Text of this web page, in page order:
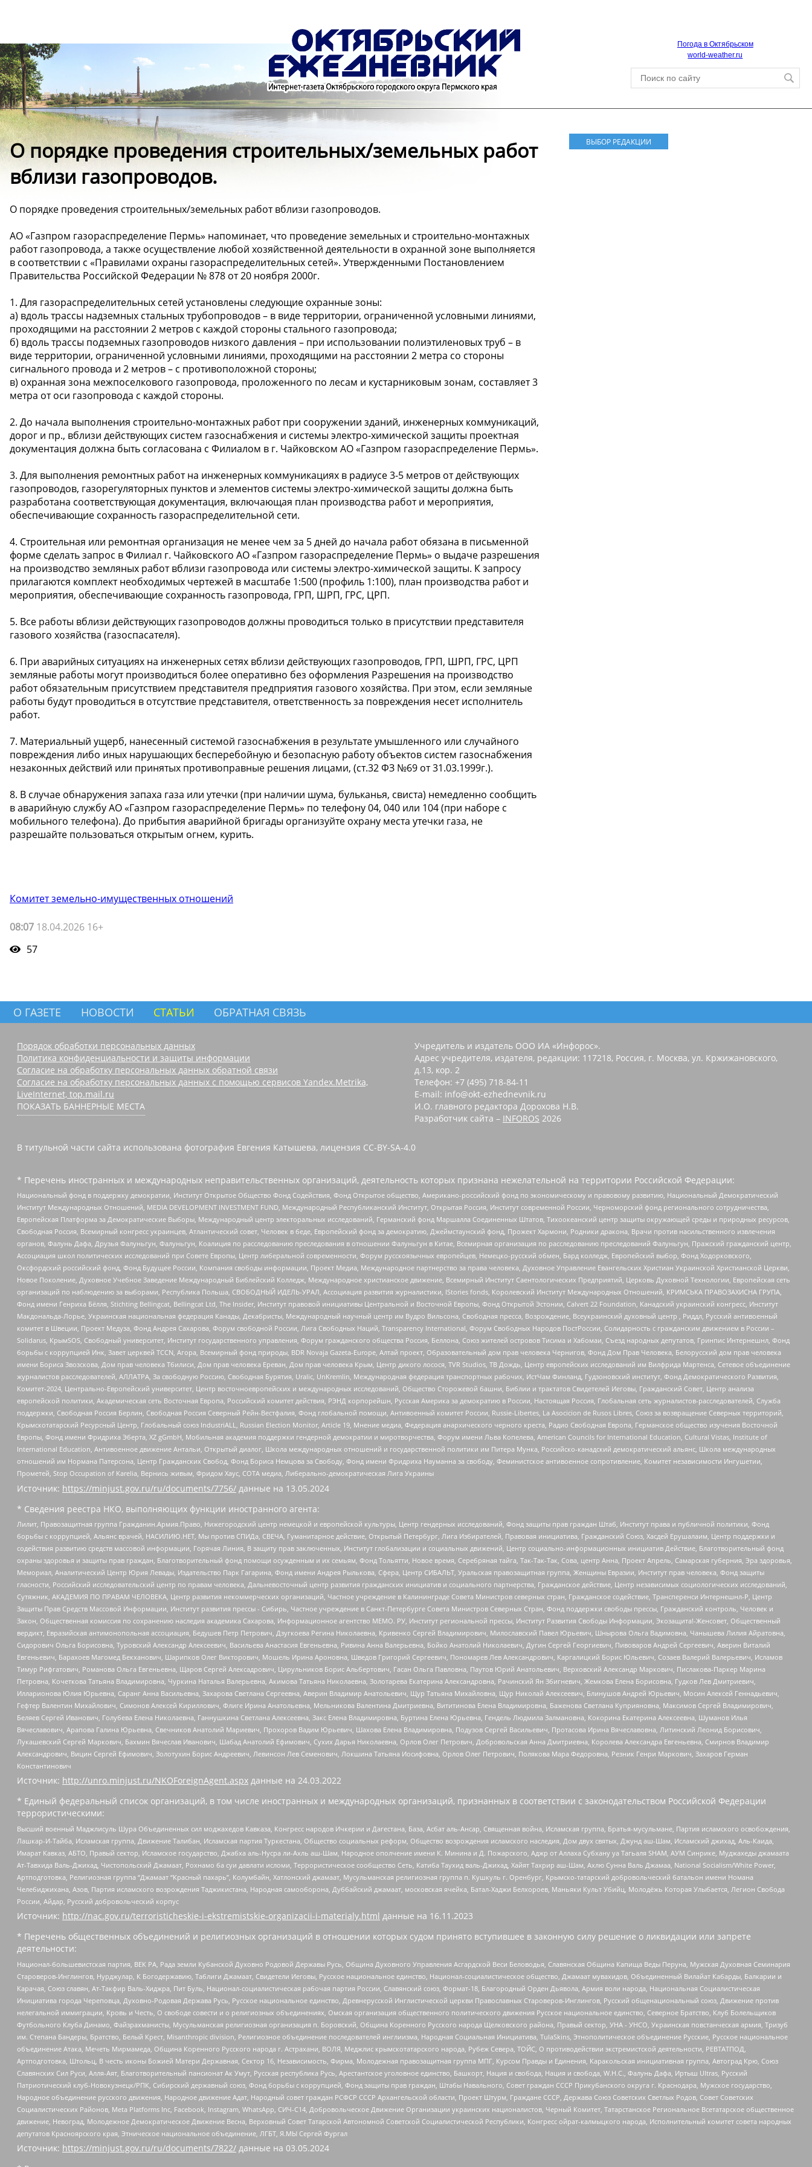
Погода в Октябрьском
world-weather.ru
О порядке проведения строительных/земельных работ
вблизи газопроводов.
О порядке проведения строительных/земельных работ вблизи газопроводов.
АО «Газпром газораспределение Пермь» напоминает, что проведение земельных и строительно-монтажных
работ газопровода, а также осуществление любой хозяйственной деятельности в охранной зоне выполняется
в соответствии с «Правилами охраны газораспределительных сетей». Утвержденными Постановлением
Правительства Российской Федерации № 878 от 20 ноября 2000г.
1. Для газораспределительных сетей установлены следующие охранные зоны:
а) вдоль трассы надземных стальных трубопроводов – в виде территории, ограниченной условными линиями,
проходящими на расстоянии 2 метров с каждой стороны стального газопровода;
б) вдоль трассы подземных газопроводов низкого давления – при использовании полиэтиленовых труб – в
виде территории, ограниченной условными линиями, проходящими на расстоянии 2 метра со стороны
сигнального провода и 2 метров – с противоположной стороны;
в) охранная зона межпоселкового газопровода, проложенного по лесам и кустарниковым зонам, составляет 3
метра от оси газопровода с каждой стороны.
2. До начала выполнения строительно-монтажных работ при сооружении зданий, инженерных коммуникаций,
дорог и пр., вблизи действующих систем газоснабжения и системы электро-химической защиты проектная
документация должна быть согласована с Филиалом в г. Чайковском АО «Газпром газораспределение Пермь».
3. Для выполнения ремонтных работ на инженерных коммуникациях в радиусе 3-5 метров от действующих
газопроводов, газорегуляторных пунктов и элементов системы электро-химической защиты должна быть
разработана соответствующая документация, включающая план производства работ и мероприятия,
обеспечивающие сохранность газораспределительной сети.
4. Строительная или ремонтная организация не менее чем за 5 дней до начала работ обязана в письменной
форме сделать запрос в Филиал г. Чайковского АО «Газпром газораспределение Пермь» о выдаче разрешения
на производство земляных работ вблизи газопровода или системы электро-химической защиты. К запросу
прилагаются комплект необходимых чертежей в масштабе 1:500 (профиль 1:100), план производства работ и
мероприятия, обеспечивающие сохранность газопровода, ГРП, ШРП, ГРС, ЦРП.
5. Все работы вблизи действующих газопроводов должны проводиться только в присутствии представителя
газового хозяйства (газоспасателя).
6. При аварийных ситуациях на инженерных сетях вблизи действующих газопроводов, ГРП, ШРП, ГРС, ЦРП
земляные работы могут производиться более оперативно без оформления Разрешения на производство
работ обязательным присутствием представителя предприятия газового хозяйства. При этом, если земляные
работы будут проводиться в отсутствие представителя, ответственность за повреждения несет исполнитель
работ.
7. Материальный ущерб, нанесенный системой газоснабжения в результате умышленного или случайного
повреждения либо иных нарушающих бесперебойную и безопасную работу объектов систем газоснабжения
незаконных действий или принятых противоправные решения лицами, (ст.32 ФЗ №69 от 31.03.1999г.).
8. В случае обнаружения запаха газа или утечки (при наличии шума, бульканья, свиста) немедленно сообщить
в аварийную службу АО «Газпром газораспределение Пермь» по телефону 04, 040 или 104 (при наборе с
мобильного телефона). До прибытия аварийной бригады организуйте охрану места утечки газа, не
разрешайте пользоваться открытым огнем, курить.
Комитет земельно-имущественных отношений
08:07 18.04.2026 16+
57
ВЫБОР РЕДАКЦИИ
О ГАЗЕТЕ НОВОСТИ СТАТЬИ ОБРАТНАЯ СВЯЗЬ
Порядок обработки персональных данных
Политика конфиденциальности и защиты информации
Согласие на обработку персональных данных обратной связи
Согласие на обработку персональных данных с помощью сервисов Yandex.Metrika,
LiveInternet, top.mail.ru
ПОКАЗАТЬ БАННЕРНЫЕ МЕСТА
Учредитель и издатель ООО ИА «Инфорос».
Адрес учредителя, издателя, редакции: 117218, Россия, г. Москва, ул. Кржижановского,
д.13, кор. 2
Телефон: +7 (495) 718-84-11
E-mail: info@okt-ezhednevnik.ru
И.О. главного редактора Дорохова Н.В.
Разработчик сайта – INFOROS 2026
В титульной части сайта использована фотография Евгения Катышева, лицензия CC-BY-SA-4.0
* Перечень иностранных и международных неправительственных организаций, деятельность которых признана нежелательной на территории Российской Федерации:
Национальный фонд в поддержку демократии, Институт Открытое Общество Фонд Содействия, Фонд Открытое общество, Американо-российский фонд по экономическому и правовому развитию, Национальный Демократический
Институт Международных Отношений, MEDIA DEVELOPMENT INVESTMENT FUND, Международный Республиканский Институт, Открытая Россия, Институт современной России, Черноморский фонд регионального сотрудничества,
Европейская Платформа за Демократические Выборы, Международный центр электоральных исследований, Германский фонд Маршалла Соединенных Штатов, Тихоокеанский центр защиты окружающей среды и природных ресурсов,
Свободная Россия, Всемирный конгресс украинцев, Атлантический совет, Человек в беде, Европейский фонд за демократию, Джеймстаунский фонд, Прожект Хармони, Родники дракона, Врачи против насильственного извлечения
органов, Фалунь Дафа, Друзья Фалуньгун, Фалуньгун, Коалиция по расследованию преследования в отношении Фалуньгун в Китае, Всемирная организация по расследованию преследований Фалуньгун, Пражский гражданский центр,
Ассоциация школ политических исследований при Совете Европы, Центр либеральной современности, Форум русскоязычных европейцев, Немецко-русский обмен, Бард колледж, Европейский выбор, Фонд Ходорковского,
Оксфордский российский фонд, Фонд Будущее России, Компания свободы информации, Проект Медиа, Международное партнерство за права человека, Духовное Управление Евангельских Христиан Украинской Христианской Церкви,
Новое Поколение, Духовное Учебное Заведение Международный Библейский Колледж, Международное христианское движение, Всемирный Институт Саентологических Предприятий, Церковь Духовной Технологии, Европейская сеть
организаций по наблюдению за выборами, Республика Польша, СВОБОДНЫЙ ИДЕЛЬ-УРАЛ, Ассоциация развития журналистики, IStories fonds, Королевский Институт Международных Отношений, КРИМСЬКА ПРАВОЗАХИСНА ГРУПА,
Фонд имени Генриха Бёлля, Stichting Bellingcat, Bellingcat Ltd, The Insider, Институт правовой инициативы Центральной и Восточной Европы, Фонд Открытой Эстонии, Calvert 22 Foundation, Канадский украинский конгресс, Институт
Макдональда-Лорье, Украинская национальная федерация Канады, Декабристы, Международный научный центр им Вудро Вильсона, Свободная пресса, Возрождение, Всеукраинский духовный центр , Риддл, Русский антивоенный
комитет в Швеции, Проект Медуза, Фонд Андрея Сахарова, Форум свободной России, Лига Свободных Наций, Transparеncy International, Форум Свободных Народов ПостРоссии, Солидарность с гражданским движением в России –
Solidarus, КрымSOS, Свободный университет, Институт государственного управления, Форум гражданского общества Россия, Беллона, Союз жителей островов Тисима и Хабомаи, Съезд народных депутатов, Гринпис Интернешнл, Фонд
борьбы с коррупцией Инк, Завет церквей TCCN, Агора, Всемирный фонд природы, BDR Novaja Gazeta-Europe, Алтай проект, Образовательный дом прав человека Чернигов, Фонд Дом Прав Человека, Белорусский дом прав человека
имени Бориса Звозскова, Дом прав человека Тбилиси, Дом прав человека Ереван, Дом прав человека Крым, Центр дикого лосося, TVR Studios, ТВ Дождь, Центр европейских исследований им Вилфрида Мартенса, Сетевое объединение
журналистов расследователей, АЛЛАТРА, За свободную Россию, Свободная Бурятия, Uralic, UnKremlin, Международная федерация транспортных рабочих, ИстЧам Финланд, Гудзоновский институт, Фонд Демократического Развития,
Комитет-2024, Центрально-Европейский университет, Центр восточноевропейских и международных исследований, Общество Сторожевой башни, Библии и трактатов Свидетелей Иеговы, Гражданский Совет, Центр анализа
европейской политики, Академическая сеть Восточная Европа, Российский комитет действия, РЭНД корпорейшн, Русская Америка за демократию в России, Настоящая Россия, Глобальная сеть журналистов-расследователей, Служба
поддержки, Свободная Россия Берлин, Свободная Россия Северный Рейн-Вестфалия, Фонд глобальной помощи, Антивоенный комитет России, Russie-Libertes, La Asocicion de Rusos Libres, Союз за возвращение Северных территорий,
Крымскотатарский Ресурсный Центр, Глобальный союз IndustriALL, Russian Election Monitor, Article 19, Мнение медиа, Федерация анархического черного креста, Радио Свободная Европа, Германское общество изучения Восточной
Европы, Фонд имени Фридриха Эберта, XZ gGmbH, Мобильная академия поддержки гендерной демократии и миротворчества, Форум имени Льва Копелева, American Councils for International Education, Cultural Vistas, Institute of
International Education, Антивоенное движение Антальи, Открытый диалог, Школа международных отношений и государственной политики им Питера Мунка, Российско-канадский демократический альянс, Школа международных
отношений им Нормана Патерсона, Центр Гражданских Свобод, Фонд Бориса Немцова за Свободу, Фонд имени Фридриха Науманна за свободу, Феминистское антивоенное сопротивление, Комитет независимости Ингушетии,
Прометей, Stop Occupation of Karelia, Вернись живым, Фридом Хаус, СОТА медиа, Либерально-демократическая Лига Украины
Источник: https://minjust.gov.ru/ru/documents/7756/ данные на 13.05.2024
* Сведения реестра НКО, выполняющих функции иностранного агента:
Лилит, Правозащитная группа Гражданин.Армия.Право, Нижегородский центр немецкой и европейской культуры, Центр гендерных исследований, Фонд защиты прав граждан Штаб, Институт права и публичной политики, Фонд
борьбы с коррупцией, Альянс врачей, НАСИЛИЮ.НЕТ, Мы против СПИДа, СВЕЧА, Гуманитарное действие, Открытый Петербург, Лига Избирателей, Правовая инициатива, Гражданский Союз, Хасдей Ерушалаим, Центр поддержки и
содействия развитию средств массовой информации, Горячая Линия, В защиту прав заключенных, Институт глобализации и социальных движений, Центр социально-информационных инициатив Действие, Благотворительный фонд
охраны здоровья и защиты прав граждан, Благотворительный фонд помощи осужденным и их семьям, Фонд Тольятти, Новое время, Серебряная тайга, Так-Так-Так, Сова, центр Анна, Проект Апрель, Самарская губерния, Эра здоровья,
Мемориал, Аналитический Центр Юрия Левады, Издательство Парк Гагарина, Фонд имени Андрея Рылькова, Сфера, Центр СИБАЛЬТ, Уральская правозащитная группа, Женщины Евразии, Институт прав человека, Фонд защиты
гласности, Российский исследовательский центр по правам человека, Дальневосточный центр развития гражданских инициатив и социального партнерства, Гражданское действие, Центр независимых социологических исследований,
Сутяжник, АКАДЕМИЯ ПО ПРАВАМ ЧЕЛОВЕКА, Центр развития некоммерческих организаций, Частное учреждение в Калининграде Совета Министров северных стран, Гражданское содействие, Трансперенси Интернешнл-Р, Центр
Защиты Прав Средств Массовой Информации, Институт развития прессы - Сибирь, Частное учреждение в Санкт-Петербурге Совета Министров Северных Стран, Фонд поддержки свободы прессы, Гражданский контроль, Человек и
Закон, Общественная комиссия по сохранению наследия академика Сахарова, Информационное агентство МЕМО. РУ, Институт региональной прессы, Институт Развития Свободы Информации, Экозащита!-Женсовет, Общественный
вердикт, Евразийская антимонопольная ассоциация, Бедушев Петр Петрович, Дзугкоева Регина Николаевна, Кривенко Сергей Владимирович, Милославский Павел Юрьевич, Шнырова Ольга Вадимовна, Чанышева Лилия Айратовна,
Сидорович Ольга Борисовна, Туровский Александр Алексеевич, Васильева Анастасия Евгеньевна, Ривина Анна Валерьевна, Бойко Анатолий Николаевич, Дугин Сергей Георгиевич, Пивоваров Андрей Сергеевич, Аверин Виталий
Евгеньевич, Барахоев Магомед Бекханович, Шарипков Олег Викторович, Мошель Ирина Ароновна, Шведов Григорий Сергеевич, Пономарев Лев Александрович, Каргалицкий Борис Юльевич, Созаев Валерий Валерьевич, Исламов
Тимур Рифгатович, Романова Ольга Евгеньевна, Щаров Сергей Алексадрович, Цирульников Борис Альбертович, Гасан Ольга Павловна, Паутов Юрий Анатольевич, Верховский Александр Маркович, Пислакова-Паркер Марина
Петровна, Кочеткова Татьяна Владимировна, Чуркина Наталья Валерьевна, Акимова Татьяна Николаевна, Золотарева Екатерина Александровна, Рачинский Ян Збигневич, Жемкова Елена Борисовна, Гудков Лев Дмитриевич,
Илларионова Юлия Юрьевна, Саранг Анна Васильевна, Захарова Светлана Сергеевна, Аверин Владимир Анатольевич, Щур Татьяна Михайловна, Щур Николай Алексеевич, Блинушов Андрей Юрьевич, Мосин Алексей Геннадьевич,
Гефтер Валентин Михайлович, Симонов Алексей Кириллович, Флиге Ирина Анатольевна, Мельникова Валентина Дмитриевна, Вититинова Елена Владимировна, Баженова Светлана Куприяновна, Максимов Сергей Владимирович,
Беляев Сергей Иванович, Голубева Елена Николаевна, Ганнушкина Светлана Алексеевна, Закс Елена Владимировна, Буртина Елена Юрьевна, Гендель Людмила Залмановна, Кокорина Екатерина Алексеевна, Шуманов Илья
Вячеславович, Арапова Галина Юрьевна, Свечников Анатолий Мариевич, Прохоров Вадим Юрьевич, Шахова Елена Владимировна, Подузов Сергей Васильевич, Протасова Ирина Вячеславовна, Литинский Леонид Борисович,
Лукашевский Сергей Маркович, Бахмин Вячеслав Иванович, Шабад Анатолий Ефимович, Сухих Дарья Николаевна, Орлов Олег Петрович, Добровольская Анна Дмитриевна, Королева Александра Евгеньевна, Смирнов Владимир
Александрович, Вицин Сергей Ефимович, Золотухин Борис Андреевич, Левинсон Лев Семенович, Локшина Татьяна Иосифовна, Орлов Олег Петрович, Полякова Мара Федоровна, Резник Генри Маркович, Захаров Герман
Константинович
Источник: http://unro.minjust.ru/NKOForeignAgent.aspx данные на 24.03.2022
* Единый федеральный список организаций, в том числе иностранных и международных организаций, признанных в соответствии с законодательством Российской Федерации
террористическими:
Высший военный Маджлисуль Шура Объединенных сил моджахедов Кавказа, Конгресс народов Ичкерии и Дагестана, База, Асбат аль-Ансар, Священная война, Исламская группа, Братья-мусульмане, Партия исламского освобождения,
Лашкар-И-Тайба, Исламская группа, Движение Талибан, Исламская партия Туркестана, Общество социальных реформ, Общество возрождения исламского наследия, Дом двух святых, Джунд аш-Шам, Исламский джихад, Аль-Каида,
Имарат Кавказ, АБТО, Правый сектор, Исламское государство, Джабха аль-Нусра ли-Ахль аш-Шам, Народное ополчение имени К. Минина и Д. Пожарского, Аджр от Аллаха Субхану уа Тагьаля SHAM, АУМ Синрике, Муджахеды джамаата
Ат-Тавхида Валь-Джихад, Чистопольский Джамаат, Рохнамо ба суи давлати исломи, Террористическое сообщество Сеть, Катиба Таухид валь-Джихад, Хайят Тахрир аш-Шам, Ахлю Сунна Валь Джамаа, National Socialism/White Power,
Артподготовка, Религиозная группа “Джамаат “Красный пахарь”, Колумбайн, Хатлонский джамаат, Мусульманская религиозная группа п. Кушкуль г. Оренбург, Крымско-татарский добровольческий батальон имени Номана
Челебиджихана, Азов, Партия исламского возрождения Таджикистана, Народная самооборона, Дуббайский джамаат, московская ячейка, Батал-Хаджи Белхороев, Маньяки Культ Убийц, Молодёжь Которая Улыбается, Легион Свобода
России, Айдар, Русский добровольческий корпус
Источник: http://nac.gov.ru/terroristicheskie-i-ekstremistskie-organizacii-i-materialy.html данные на 16.11.2023
* Перечень общественных объединений и религиозных организаций в отношении которых судом принято вступившее в законную силу решение о ликвидации или запрете
деятельности:
Национал-большевистская партия, ВЕК РА, Рада земли Кубанской Духовно Родовой Державы Русь, Община Духовного Управления Асгардской Веси Беловодья, Славянская Община Капища Веды Перуна, Мужская Духовная Семинария
Староверов-Инглингов, Нурджулар, К Богодержавию, Таблиги Джамаат, Свидетели Иеговы, Русское национальное единство, Национал-социалистическое общество, Джамаат мувахидов, Объединенный Вилайат Кабарды, Балкарии и
Карачая, Союз славян, Ат-Такфир Валь-Хиджра, Пит Буль, Национал-социалистическая рабочая партия России, Славянский союз, Формат-18, Благородный Орден Дьявола, Армия воли народа, Национальная Социалистическая
Инициатива города Череповца, Духовно-Родовая Держава Русь, Русское национальное единство, Древнерусской Инглистической церкви Православных Староверов-Инглингов, Русский общенациональный союз, Движение против
нелегальной иммиграции, Кровь и Честь, О свободе совести и о религиозных объединениях, Омская организация общественного политического движения Русское национальное единство, Северное Братство, Клуб Болельщиков
Футбольного Клуба Динамо, Файзрахманисты, Мусульманская религиозная организация п. Боровский, Община Коренного Русского народа Щелковского района, Правый сектор, УНА - УНСО, Украинская повстанческая армия, Тризуб
им. Степана Бандеры, Братство, Белый Крест, Misanthropic division, Религиозное объединение последователей инглиизма, Народная Социальная Инициатива, TulaSkins, Этнополитическое объединение Русские, Русское национальное
объединение Атака, Мечеть Мирмамеда, Община Коренного Русского народа г. Астрахани, ВОЛЯ, Меджлис крымскотатарского народа, Рубеж Севера, ТОЙС, О противодействии экстремистской деятельности, РЕВТАТПОД,
Артподготовка, Штольц, В честь иконы Божией Матери Державная, Сектор 16, Независимость, Фирма, Молодежная правозащитная группа МПГ, Курсом Правды и Единения, Каракольская инициативная группа, Автоград Крю, Союз
Славянских Сил Руси, Алля-Аят, Благотворительный пансионат Ак Умут, Русская республика Русь, Арестантское уголовное единство, Башкорт, Нация и свобода, Нация и свобода, W.H.С., Фалунь Дафа, Иртыш Ultras, Русский
Патриотический клуб-Новокузнецк/РПК, Сибирский державный союз, Фонд борьбы с коррупцией, Фонд защиты прав граждан, Штабы Навального, Совет граждан СССР Прикубанского округа г. Краснодара, Мужское государство,
Народное объединение русского движения, Народное движение Адат, Народный совет граждан РСФСР СССР Архангельской области, Проект Штурм, Граждане СССР, Держава Союз Советских Светлых Родов, Совет Советских
Социалистических Районов, Meta Platforms Inc, Facebook, Instagram, WhatsApp, СИЧ-С14, Добровольческое Движение Организации украинских националистов, Черный Комитет, Татарстанское Региональное Всетатарское общественное
движение, Невоград, Молодежное Демократическое Движение Весна, Верховный Совет Татарской Автономной Советской Социалистической Республики, Конгресс ойрат-калмыцкого народа, Исполнительный комитет совета народных
депутатов Красноярского края, Этническое национальное объединение, ЛГБТ, Я.МЫ Сергей Фургал
Источник: https://minjust.gov.ru/ru/documents/7822/ данные на 03.05.2024